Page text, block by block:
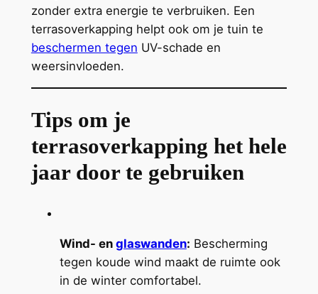
zonder extra energie te verbruiken. Een
terrasoverkapping helpt ook om je tuin te
beschermen tegen UV-schade en
weersinvloeden.
Tips om je
terrasoverkapping het hele
jaar door te gebruiken
Wind- en glaswanden: Bescherming
tegen koude wind maakt de ruimte ook
in de winter comfortabel.